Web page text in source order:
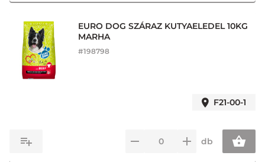
EURO DOG SZÁRAZ KUTYAELEDEL 10KG
MARHA
#198798
F21-00-1
db